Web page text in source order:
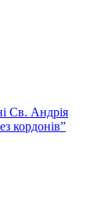
Св. Андрія
кордонів”